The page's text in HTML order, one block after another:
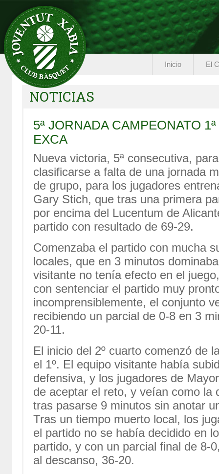
Inicio El
NOTICIAS
5ª JORNADA CAMPEONATO
EXCA
Nueva victoria, 5ª consecutiva,
clasificarse a falta de una jornada
de grupo, para los jugadores
Gary Stich, que tras una primera
por encima del Lucentum de
partido con resultado de 69-29.
Comenzaba el partido con mucha
locales, que en 3 minutos
visitante no tenía efecto en el
con sentenciar el partido muy
incomprensiblemente, el conjunto
recibiendo un parcial de 0-8 en 3
20-11.
El inicio del 2º cuarto comenzó de
el 1º. El equipo visitante había
defensiva, y los jugadores de
de aceptar el reto, y veían como la
tras pasarse 9 minutos sin anotar
Tras un tiempo muerto local, los
el partido no se había decidido en
partido, y con un parcial final de 8-
al descanso, 36-20.